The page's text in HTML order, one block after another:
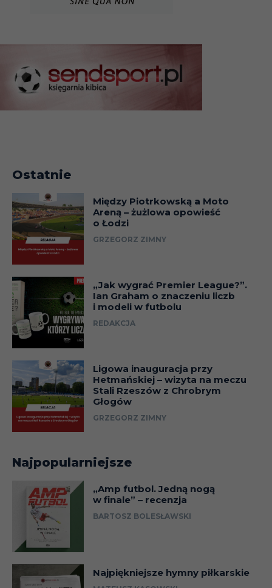
Ostatnie
Między Piotrkowską a Moto
Areną – żużlowa opowieść
o Łodzi
GRZEGORZ ZIMNY
„Jak wygrać Premier League?”.
Ian Graham o znaczeniu liczb
i modeli w futbolu
REDAKCJA
Ligowa inauguracja przy
Hetmańskiej – wizyta na meczu
Stali Rzeszów z Chrobrym
Głogów
GRZEGORZ ZIMNY
Najpopularniejsze
„Amp futbol. Jedną nogą
w finale” – recenzja
BARTOSZ BOLESŁAWSKI
Najpiękniejsze hymny piłkarskie